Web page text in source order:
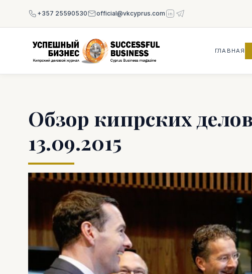
+357 25590530 official@vkcyprus.com
ГЛАВНАЯ
Обзор кипрских
13.09.2015